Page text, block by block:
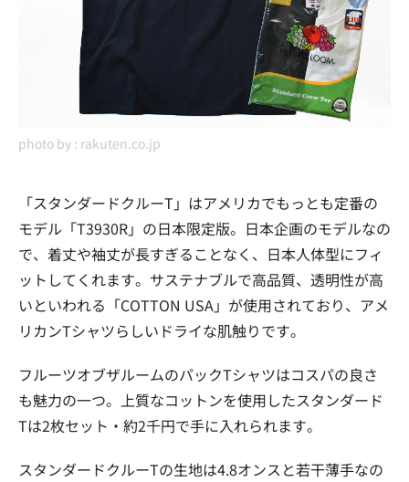
photo by : rakuten.co.jp
「スタンダードクルーT」はアメリカでもっとも定番の
モデル「T3930R」の日本限定版。日本企画のモデルなの
で、着丈や袖丈が長すぎることなく、日本人体型にフィ
ットしてくれます。サステナブルで高品質、透明性が高
いといわれる「COTTON USA」が使用されており、アメ
リカンTシャツらしいドライな肌触りです。
フルーツオブザルームのパックTシャツはコスパの良さ
も魅力の一つ。上質なコットンを使用したスタンダード
Tは2枚セット・約2千円で手に入れられます。
スタンダードクルーTの生地は4.8オンスと若干薄手なの